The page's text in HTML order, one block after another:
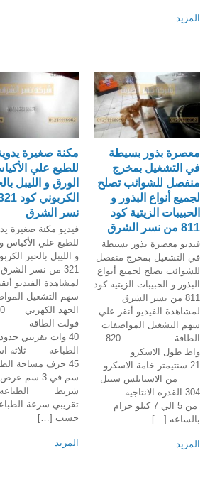
المزيد
مكنة صغيرة
للطبع علي
الورق و الليبل
نسر الشرق
فيديو مكنة صغيرة
للطبع علي الأكياس
و الليبل بالحبر
321 من نسر الشرق
لمشاهدة الفيديو
سهم التشغيل
فولت
40 وات تقريبي حدود
الطباعه ثلاثة
سم في 3 سم عرض
تقريبي سرعة
حسب […]
المزيد
معصرة بذور بسيطة
في التشغيل بمخرج
منفصل للشوائب تصلح
لجميع أنواع البذور و
الحبيبات الزيتية كود
811 من نسر الشرق
فيديو معصرة بذور بسيطة
في التشغيل بمخرج منفصل
للشوائب تصلح لجميع أنواع
البذور و الحبيبات الزيتية كود
811 من نسر الشرق
لمشاهدة الفيديو أنقر علي
سهم التشغيل المواصفات
الطاقة 820
واط طول الاسكرو
21 سنتيمتر خامة الاسكرو
من الاستانلس ستيل
304 القدره الانتاجيه
من 5 الي 7 كيلو جرام
بالساعه […]
المزيد